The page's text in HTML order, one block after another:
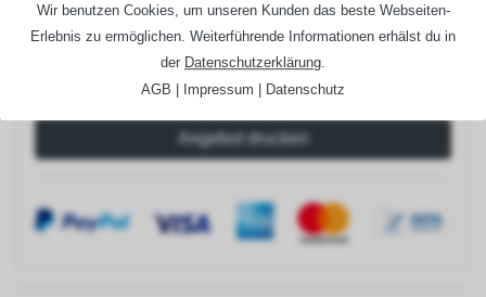
Gesamtpreis:
4.963,00 €
Angebot drucken
Wir benutzen Cookies, um unseren Kunden das beste Webseiten-
Erlebnis zu ermöglichen. Weiterführende Informationen erhälst du in
der Datenschutzerklärung
AGB
Impressum Datenschutz